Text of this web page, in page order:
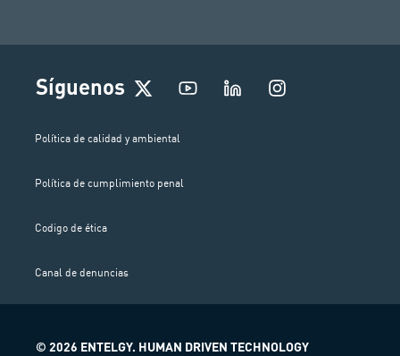
Síguenos
I
n
Política de calidad y ambiental
Política de cumplimiento penal
Codigo de ética
Canal de denuncias
© 2026 ENTELGY. HUMAN DRIVEN TECHNOLOGY